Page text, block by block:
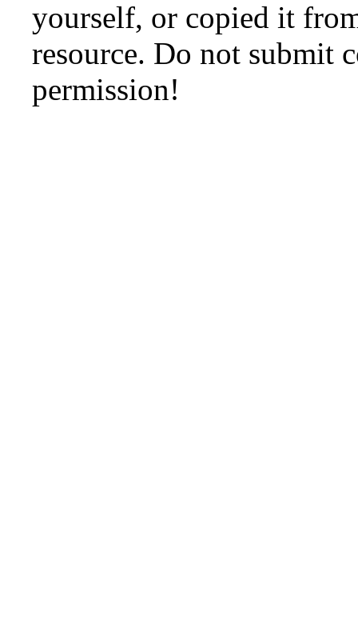
yourself, or copied it
resource. Do not submit
permission!